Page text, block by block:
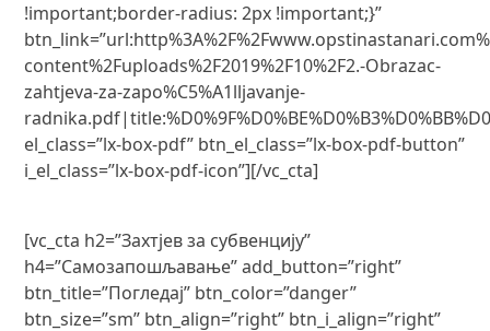
!important;border-radius: 2px !important;}”
content%2Fuploads%2F2019%2F10%2F2.-Obrazac-
zahtjeva-za-zapo%C5%A1lljavanje-
el_class=”lx-box-pdf” btn_el_class=”lx-box-pdf-button”
i_el_class=”lx-box-pdf-icon”][/vc_cta]
[vc_cta h2=”Захтјев за субвенцију”
h4=”Самозапошљавање” add_button=”right”
btn_title=”Погледај” btn_color=”danger”
btn_size=”sm” btn_align=”right” btn_i_align=”right”